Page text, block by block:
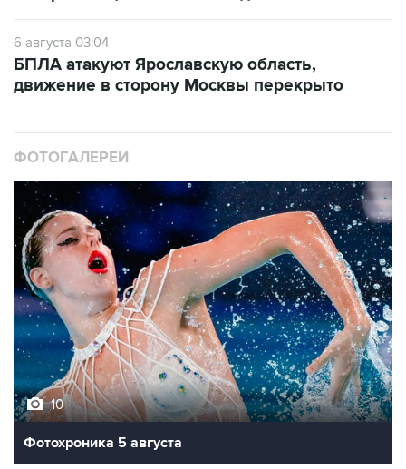
6 августа 03:04
БПЛА атакуют Ярославскую область,
движение в сторону Москвы перекрыто
ФОТОГАЛЕРЕИ
10
Фотохроника 5 августа